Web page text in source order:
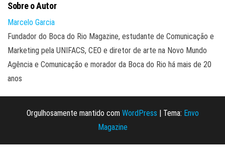
Sobre o Autor
Marcelo Garcia
Fundador do Boca do Rio Magazine, estudante de Comunicação e
Marketing pela UNIFACS, CEO e diretor de arte na Novo Mundo
Agência e Comunicação e morador da Boca do Rio há mais de 20
anos
Orgulhosamente mantido com WordPress Tema: Envo
Magazine